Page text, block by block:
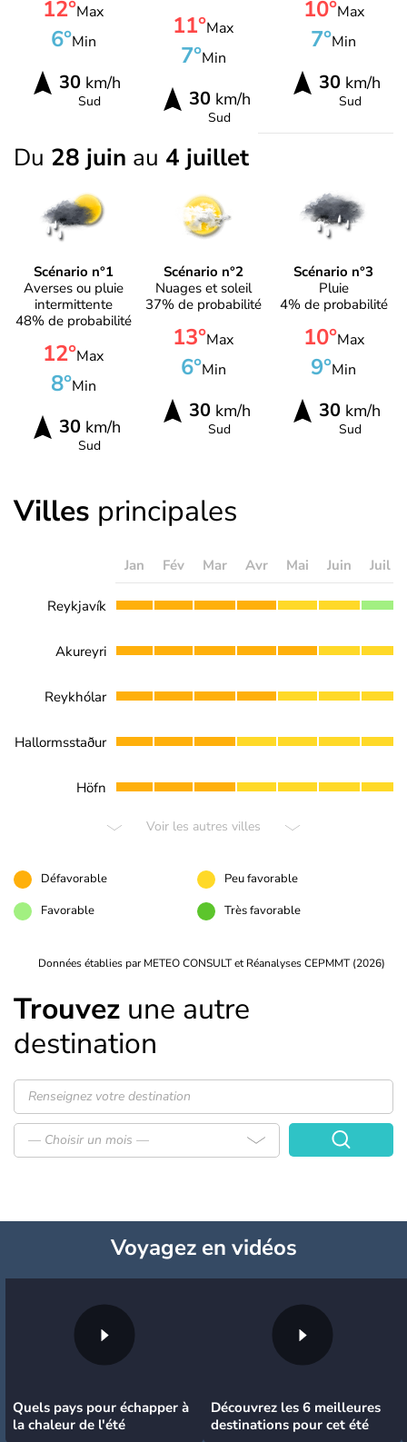
12°Max
6°Min
30km/h
Sud
11°Max
7°Min
30km/h
Sud
10°Max
7°Min
30 km/h
Sud
Du 28 juin au 4 juillet
Scénario n°1
Averses ou pluie
intermittente
48% de probabilité
12°Max
8°Min
30km/h
Sud
Scénario n°2
Nuages et soleil
37% de probabilité
13°Max
6°Min
30km/h
Sud
Scénario n°3
Pluie
4% de probabilité
10°Max
9°Min
30 km/h
Sud
Villes principales
Jan Fév Mar Avr Mai Juin Juil
Reykjavík
Akureyri
Reykhólar
Hallormsstaður
Höfn
Voir les autres villes
Défavorable
Peu favorable
Favorable
Très favorable
Données établies par METEO CONSULT et Réanalyses CEPMMT (2026)
Trouvez une autre
destination
— Choisir un mois —
Voyagezen vidéos
Quels pays pour échapper à
la chaleur de l'été
Découvrez les 6 meilleures
destinations pour cet été